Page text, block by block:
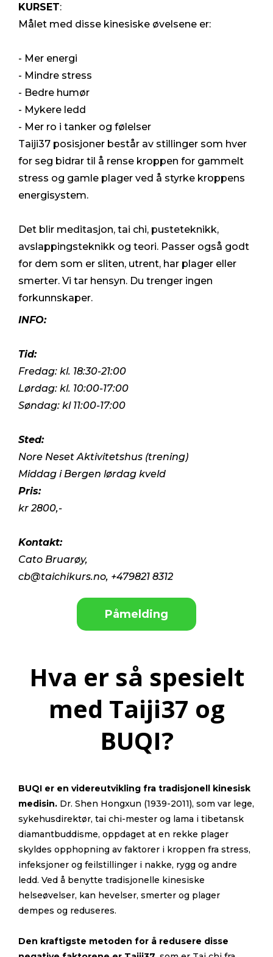
KURSET:
Målet med disse kinesiske øvelsene er:
- Mer energi
- Mindre stress
- Bedre humør
- Mykere ledd
- Mer ro i tanker og følelser
Taiji37 posisjoner består av stillinger som hver
for seg bidrar til å rense kroppen for gammelt
stress og gamle plager ved å styrke kroppens
energisystem.
Det blir meditasjon, tai chi, pusteteknikk,
avslappingsteknikk og teori. Passer også godt
for dem som er sliten, utrent, har plager eller
smerter. Vi tar hensyn. Du trenger ingen
forkunnskaper.
INFO:
Tid:
Fredag: kl. 18:30-21:00
Lørdag: kl. 10:00-17:00
Søndag: kl 11:00-17:00
Sted:
Nore Neset Aktivitetshus (trening)
Middag i Bergen lørdag kveld
Pris:
kr 2800,-
Kontakt:
Cato Bruarøy,
cb@taichikurs.no, +479821 8312
Påmelding
Hva er så spesielt
med Taiji37 og
BUQI?
BUQI er en videreutvikling fra tradisjonell kinesisk
medisin. Dr. Shen Hongxun (1939-2011), som var lege,
sykehusdirektør, tai chi-mester og lama i tibetansk
diamantbuddisme, oppdaget at en rekke plager
skyldes opphopning av faktorer i kroppen fra stress,
infeksjoner og feilstillinger i nakke, rygg og andre
ledd. Ved å benytte tradisjonelle kinesiske
helseøvelser, kan hevelser, smerter og plager
dempes og reduseres.
Den kraftigste metoden for å redusere disse